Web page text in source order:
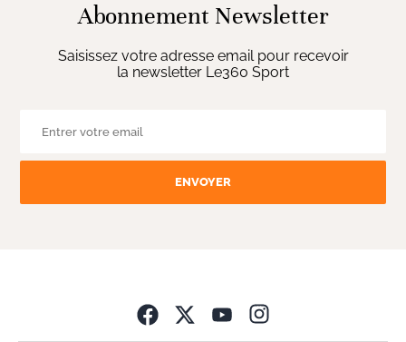
Abonnement Newsletter
Saisissez votre adresse email pour recevoir
la newsletter Le360 Sport
ENVOYER